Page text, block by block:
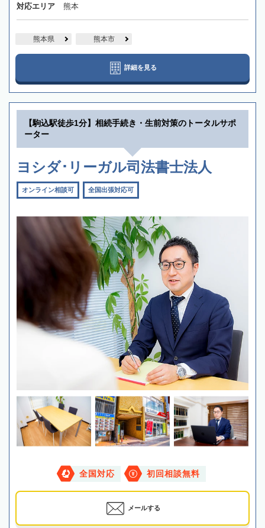
対応エリア 熊本
熊本県 熊本市
詳細を見る
【駒込駅徒歩1分】相続手続き・生前対策のトータルサポ
ーター
ヨシダ･リーガル司法書士法人
オンライン相談可 全国出張対応可
全国対応 初回相談無料
メールする